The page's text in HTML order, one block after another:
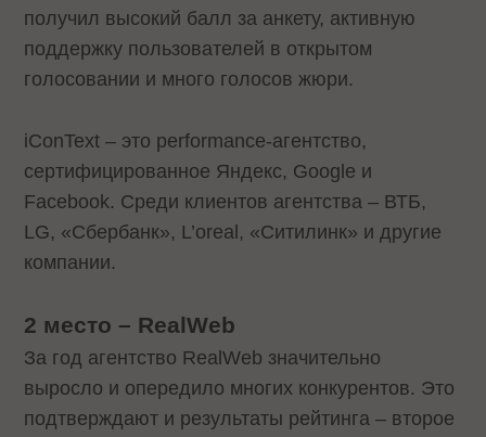
получил высокий балл за анкету, активную
поддержку пользователей в открытом
голосовании и много голосов жюри.
iConText – это performance-агентство,
сертифицированное Яндекс, Google и
Facebook. Среди клиентов агентства – ВТБ,
LG, «Сбербанк», L’oreal, «Ситилинк» и другие
компании.
2 место – RealWeb
За год агентство RealWeb значительно
выросло и опередило многих конкурентов. Это
подтверждают и результаты рейтинга – второе